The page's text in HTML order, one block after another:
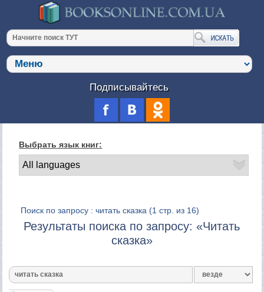
Подписывайтесь
Выбрать язык книг:
Поиск по запросу : читать сказка (1 стр. из 16)
Результаты поиска по запросу: «Читать
сказка»